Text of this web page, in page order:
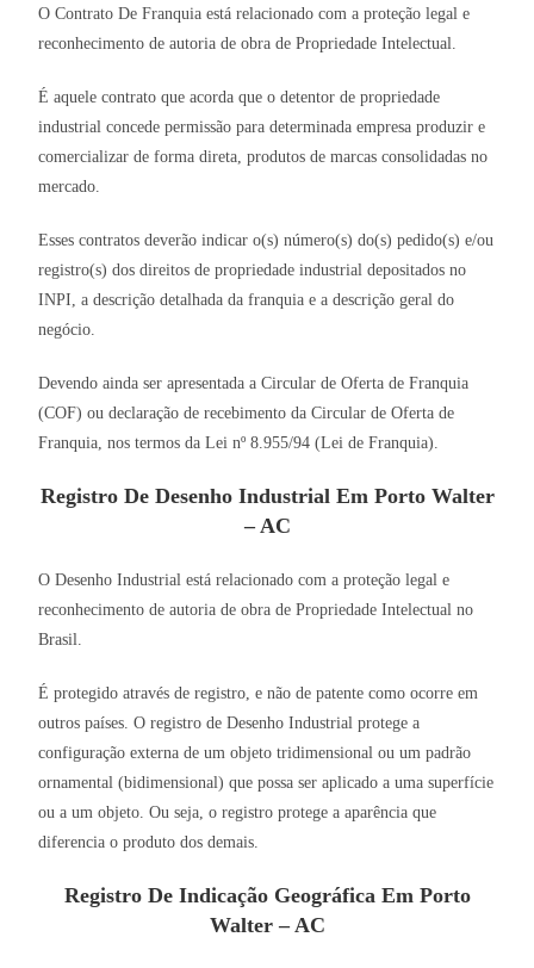
O Contrato De Franquia está relacionado com a proteção legal e
reconhecimento de autoria de obra de Propriedade Intelectual.
É aquele contrato que acorda que o detentor de propriedade
industrial concede permissão para determinada empresa produzir e
comercializar de forma direta, produtos de marcas consolidadas no
mercado.
Esses contratos deverão indicar o(s) número(s) do(s) pedido(s) e/ou
registro(s) dos direitos de propriedade industrial depositados no
INPI, a descrição detalhada da franquia e a descrição geral do
negócio.
Devendo ainda ser apresentada a Circular de Oferta de Franquia
(COF) ou declaração de recebimento da Circular de Oferta de
Franquia, nos termos da Lei nº 8.955/94 (Lei de Franquia).
Registro De Desenho Industrial Em Porto Walter
– AC
O Desenho Industrial está relacionado com a proteção legal e
reconhecimento de autoria de obra de Propriedade Intelectual no
Brasil.
É protegido através de registro, e não de patente como ocorre em
outros países. O registro de Desenho Industrial protege a
configuração externa de um objeto tridimensional ou um padrão
ornamental (bidimensional) que possa ser aplicado a uma superfície
ou a um objeto. Ou seja, o registro protege a aparência que
diferencia o produto dos demais.
Registro De Indicação Geográfica Em Porto
Walter – AC